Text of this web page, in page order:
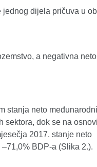
dijela pričuva u
a negativna
stanja neto
sektora, dok se na
2017. stanje neto
BDP-a (Slika 2.).